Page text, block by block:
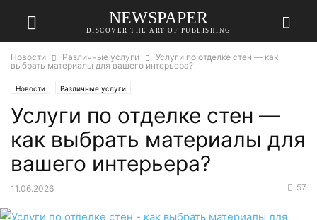
NEWSPAPER
DISCOVER THE ART OF PUBLISHING
Новости Различные услуги
Услуги по отделке стен — как
выбрать материалы для вашего интерьера?
Новости Различные услуги
Услуги по отделке стен —
как выбрать материалы для
вашего интерьера?
11.06.2026 57